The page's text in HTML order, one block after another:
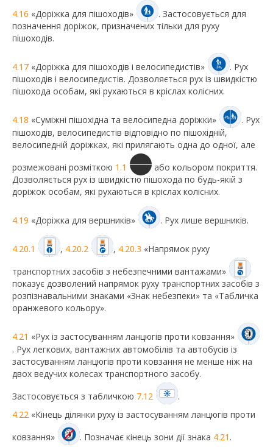
4.16 «Доріжка для пішоходів»
. Застосовується для
позначення доріжок, призначених тільки для руху
пішоходів.
4.17 «Доріжка для пішоходів і велосипедистів»
. Рух
пішоходів і велосипедистів. Дозволяється рух із швидкістю
пішохода особам, які рухаються в кріслах колісних.
4.18 «Суміжні пішохідна та велосипедна доріжки»
. Рух
пішоходів, велосипедистів відповідно по пішохідній,
велосипедній доріжках, які прилягають одна до одної, але
розмежовані розміткою 1.1
або кольором покриття.
Дозволяється рух із швидкістю пішохода по будь-якій з
доріжок особам, які рухаються в кріслах колісних.
4.19 «Доріжка для вершників» . Рух лише вершників.
4.20.1 , 4.20.2 , 4.20.3 «Напрямок руху
транспортних засобів з небезпечними вантажами»
показує дозволений напрямок руху транспортних засобів з
розпізнавальними знаками «Знак небезпеки» та «Табличка
оранжевого кольору».
4.21 «Рух із застосуванням ланцюгів проти ковзання»
. Рух легкових, вантажних автомобілів та автобусів із
застосуванням ланцюгів проти ковзання не менше ніж на
двох ведучих колесах транспортного засобу.
Застосовується з табличкою 7.12
.
4.22 «Кінець ділянки руху із застосуванням ланцюгів проти
ковзання»
. Позначає кінець зони дії знака 4.21 .